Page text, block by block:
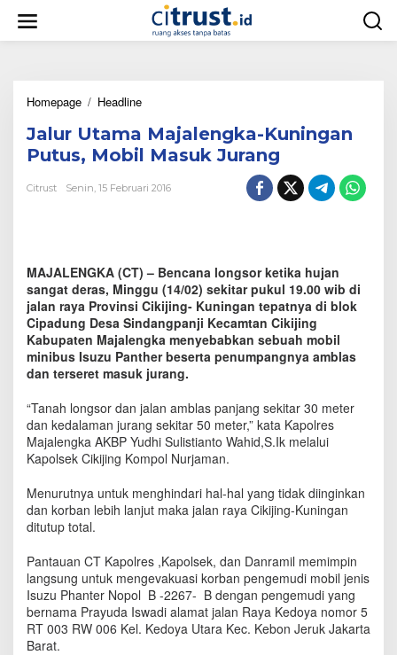
w
Homepage / Headline
u
r
U
t
a
j
a
l
e
n
g
a
-
K
u
n
n
g
P
u
u
s
Jalur Utama Majalengka-Kuningan
Putus, Mobil Masuk Jurang
Citrust Senin, 15 Februari 2016
MAJALENGKA (CT) – Bencana longsor ketika hujan
sangat deras, Minggu (14/02) sekitar pukul 19.00 wib di
jalan raya Provinsi Cikijing- Kuningan tepatnya di blok
Cipadung Desa Sindangpanji Kecamtan Cikijing
Kabupaten Majalengka menyebabkan sebuah mobil
minibus Isuzu Panther beserta penumpangnya amblas
dan terseret masuk jurang.
“Tanah longsor dan jalan amblas panjang sekitar 30 meter
dan kedalaman jurang sekitar 50 meter,” kata Kapolres
Majalengka AKBP Yudhi Sulistianto Wahid,S.Ik melalui
Kapolsek Cikijing Kompol Nurjaman.
Menurutnya untuk menghindari hal-hal yang tidak diinginkan
dan korban lebih lanjut maka jalan raya Cikijing-Kuningan
ditutup total.
Pantauan CT Kapolres ,Kapolsek, dan Danramil memimpin
langsung untuk mengevakuasi korban pengemudi mobil jenis
Isuzu Phanter Nopol B -2267- B dengan pengemudi yang
bernama Prayuda Iswadi alamat jalan Raya Kedoya nomor 5
RT 003 RW 006 Kel. Kedoya Utara Kec. Kebon Jeruk Jakarta
Barat.